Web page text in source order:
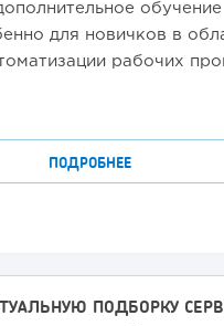
обучение
для новичков в
рабочих
ПОДРОБНЕЕ
ПОДБОРКУ